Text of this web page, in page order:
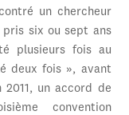
un chercheur
pris six ou sept ans
plusieurs fois au
deux fois », avant
un accord de
convention